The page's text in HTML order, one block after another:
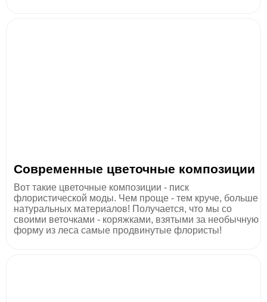
Современные цветочные композиции
Вот такие цветочные композиции - писк
флористической моды. Чем проще - тем круче, больше
натуральных материалов! Получается, что мы со
своими веточками - коряжками, взятыми за необычную
форму из леса самые продвинутые флористы!